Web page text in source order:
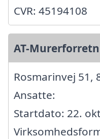
CVR: 45194108
AT-
Rosmarinvej 51,
Ansatte:
Startdato: 22.